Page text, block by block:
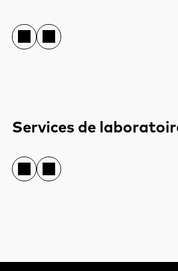
Services de